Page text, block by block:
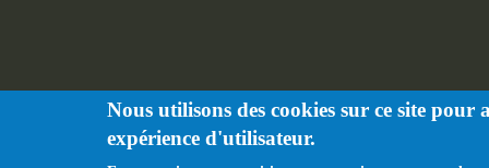
Nous utilisons des cookies sur ce site pour
expérience d'utilisateur.